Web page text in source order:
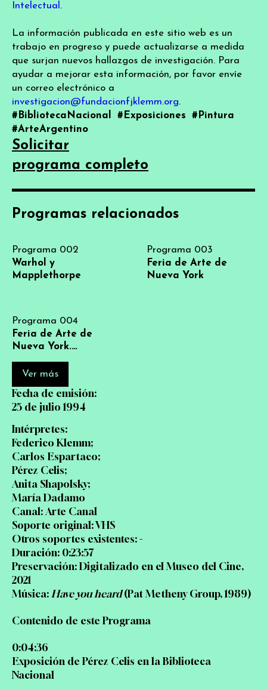
Fecha de emisión:
25 de julio 1994
Intérpretes:
Federico Klemm;
Carlos Espartaco;
Pérez Celis;
Anita Shapolsky;
María Dadamo
Canal: Arte Canal
Soporte original: VHS
Otros soportes existentes: -
Duración: 0:23:57
Preservación: Digitalizado en el Museo del Cine,
2021
Música: Have you heard(Pat Metheny Group, 1989)
Contenido de este Programa
0:04:36
Exposición de Pérez Celis en la Biblioteca
Nacional
Intelectual .
La información publicada en este sitio web es un
trabajo en progreso y puede actualizarse a medida
que surjan nuevos hallazgos de investigación. Para
ayudar a mejorar esta información, por favor envíe
un correo electrónico a
investigacion@fundacionfjklemm.org.
#BibliotecaNacional
#Exposiciones
#Pintura
#ArteArgentino
Solicitar
programa completo
Programas relacionados
Programa 002
Warhol y
Mapplethorpe
Programa 003
Feria de Arte de
Nueva York
Programa 004
Feria de Arte de
Nueva York.
York
Ver más